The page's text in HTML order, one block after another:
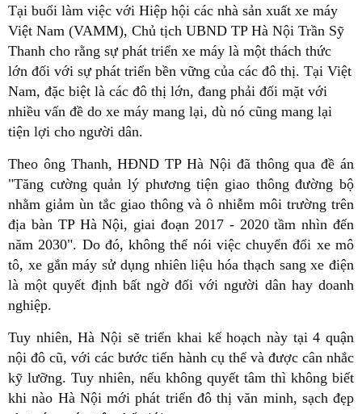
Tại buổi làm việc với Hiệp hội các nhà sản xuất xe máy
Việt Nam (VAMM), Chủ tịch UBND TP Hà Nội Trần Sỹ
Thanh cho rằng sự phát triển xe máy là một thách thức
lớn đối với sự phát triển bền vững của các đô thị. Tại Việt
Nam, đặc biệt là các đô thị lớn, đang phải đối mặt với
nhiều vấn đề do xe máy mang lại, dù nó cũng mang lại
tiện lợi cho người dân.
Theo ông Thanh, HĐND TP Hà Nội đã thông qua đề án
"Tăng cường quản lý phương tiện giao thông đường bộ
nhằm giảm ùn tắc giao thông và ô nhiễm môi trường trên
địa bàn TP Hà Nội, giai đoạn 2017 - 2020 tầm nhìn đến
năm 2030". Do đó, không thể nói việc chuyển đổi xe mô
tô, xe gắn máy sử dụng nhiên liệu hóa thạch sang xe điện
là một quyết định bất ngờ đối với người dân hay doanh
nghiệp.
Tuy nhiên, Hà Nội sẽ triển khai kế hoạch này tại 4 quận
nội đô cũ, với các bước tiến hành cụ thể và được cân nhắc
kỹ lưỡng. Tuy nhiên, nếu không quyết tâm thì không biết
khi nào Hà Nội mới phát triển đô thị văn minh, sạch đẹp